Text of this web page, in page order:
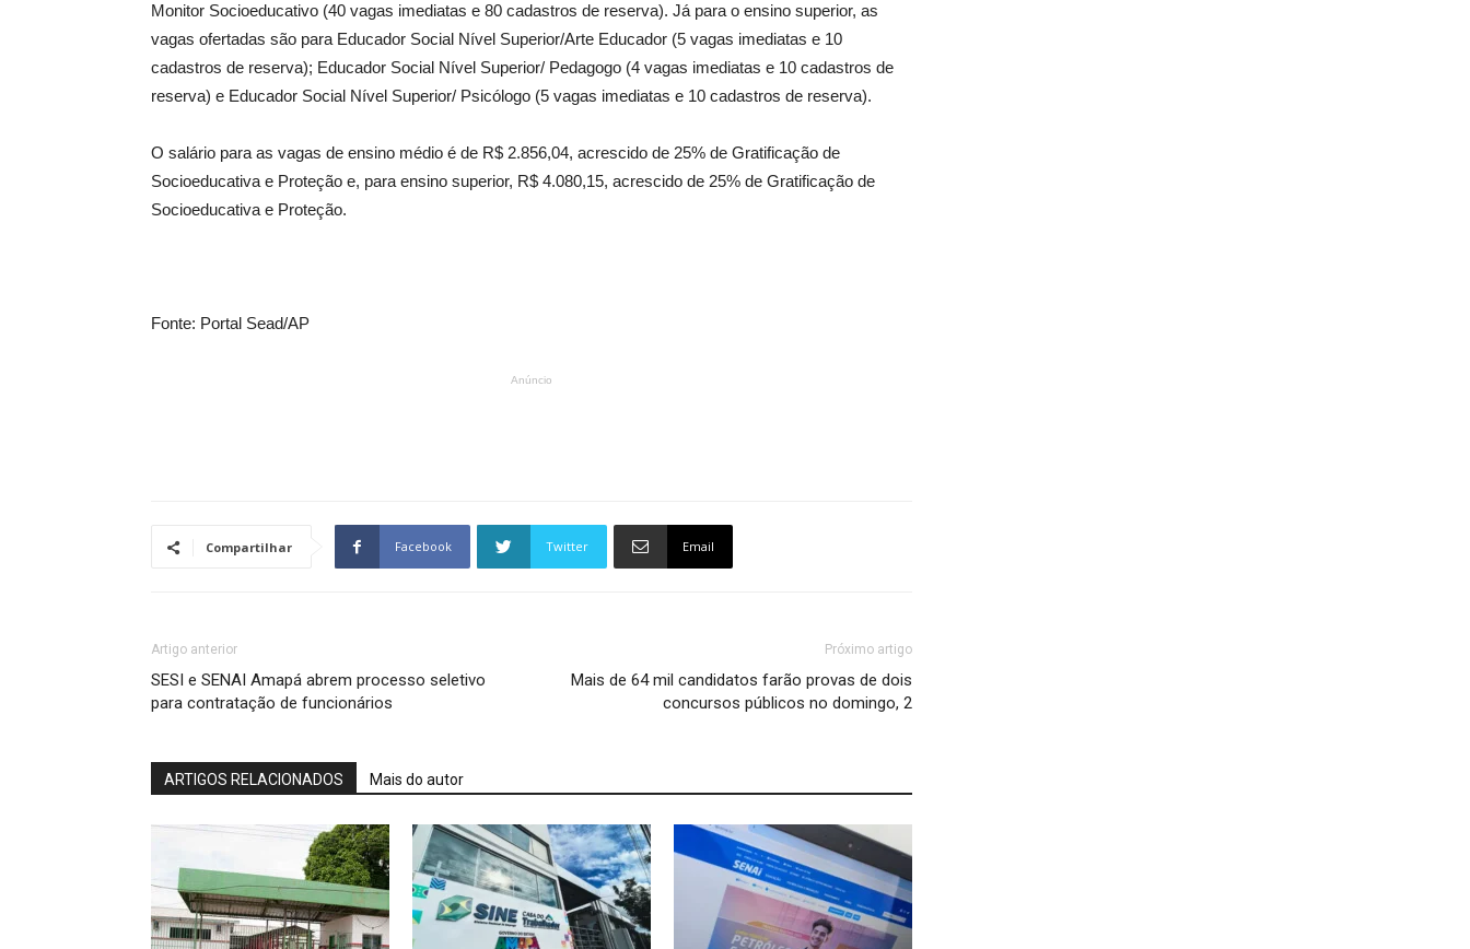
Monitor Socioeducativo (40 vagas imediatas e 80 cadastros de reserva). Já para o ensino superior, as
vagas ofertadas são para Educador Social Nível Superior/Arte Educador (5 vagas imediatas e 10
cadastros de reserva); Educador Social Nível Superior/ Pedagogo (4 vagas imediatas e 10 cadastros de
reserva) e Educador Social Nível Superior/ Psicólogo (5 vagas imediatas e 10 cadastros de reserva).
O salário para as vagas de ensino médio é de R$ 2.856,04, acrescido de 25% de Gratificação de
Socioeducativa e Proteção e, para ensino superior, R$ 4.080,15, acrescido de 25% de Gratificação de
Socioeducativa e Proteção.
Fonte: Portal Sead/AP
Anúncio
Compartilhar Facebook Twitter Email
Artigo anterior
SESI e SENAI Amapá abrem processo seletivo
para contratação de funcionários
Próximo artigo
Mais de 64 mil candidatos farão provas de dois
concursos públicos no domingo, 2
ARTIGOS RELACIONADOS Mais do autor